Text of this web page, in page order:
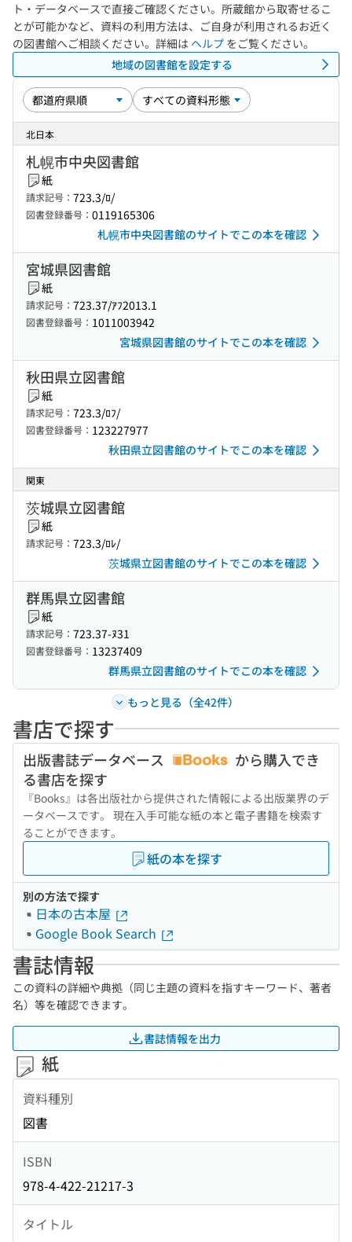
ト・データベースで直接ご確認ください。所蔵館から取寄せるこ
とが可能かなど、資料の利用方法は、ご自身が利用されるお近く
の図書館へご相談ください。詳細は ヘルプ をご覧ください。
地域の図書館を設定する
北日本
札幌市中央図書館
紙
請求記号： 723.3/ﾛ/
図書登録番号： 0119165306
札幌市中央図書館のサイトでこの本を確認
宮城県図書館
紙
請求記号： 723.37/ｱﾌ2013.1
図書登録番号： 1011003942
宮城県図書館のサイトでこの本を確認
秋田県立図書館
紙
請求記号： 723.3/ﾛﾌ/
図書登録番号： 123227977
秋田県立図書館のサイトでこの本を確認
関東
茨城県立図書館
紙
請求記号： 723.3/ﾛﾚ/
茨城県立図書館のサイトでこの本を確認
群馬県立図書館
紙
請求記号： 723.37-ﾇ31
図書登録番号： 13237409
群馬県立図書館のサイトでこの本を確認
もっと見る（全42件）
書店で探す
出版書誌データベース
から購入でき
る書店を探す
『Books』は各出版社から提供された情報による出版業界のデ
ータベースです。 現在入手可能な紙の本と電子書籍を検索す
ることができます。
紙の本を探す
別の方法で探す
日本の古本屋
Google Book Search
書誌情報
この資料の詳細や典拠（同じ主題の資料を指すキーワード、著者
名）等を確認できます。
書誌情報を出力
紙
資料種別
図書
ISBN
978-4-422-21217-3
タイトル